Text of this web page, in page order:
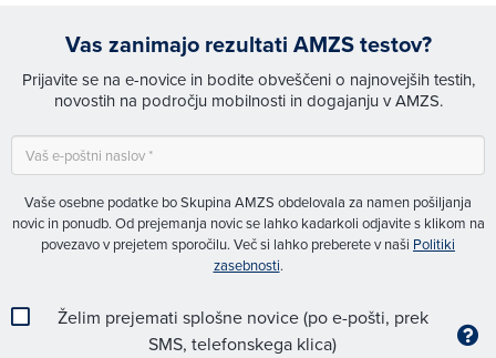
Vas zanimajo rezultati AMZS testov?
Prijavite se na e-novice in bodite obveščeni o najnovejših testih,
novostih na področju mobilnosti in dogajanju v AMZS.
Vaše osebne podatke bo Skupina AMZS obdelovala za namen pošiljanja
novic in ponudb. Od prejemanja novic se lahko kadarkoli odjavite s klikom na
povezavo v prejetem sporočilu. Več si lahko preberete v naši Politiki
zasebnosti.
Želim prejemati splošne novice (po e-pošti, prek
SMS, telefonskega klica)